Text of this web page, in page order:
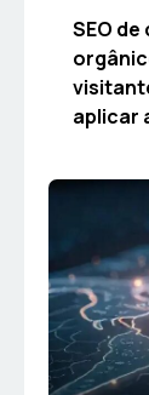
SEO
aplicar